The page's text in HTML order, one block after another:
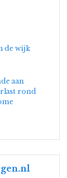
de wijk
aan
rond